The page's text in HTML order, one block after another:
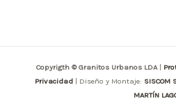
Copyrigth © Granitos Urbanos LDA|
Privacidad| Diseño y Montaje: SISCOM
MARTÍN